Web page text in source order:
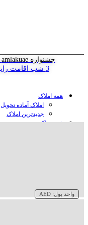
جشنواره amlakuae
3 شب اقامت رایگان هتل
همه املاک
املاک آماده تحویل
جدیدترین املاک
خرید ملک در دبی
واحد پول: AED